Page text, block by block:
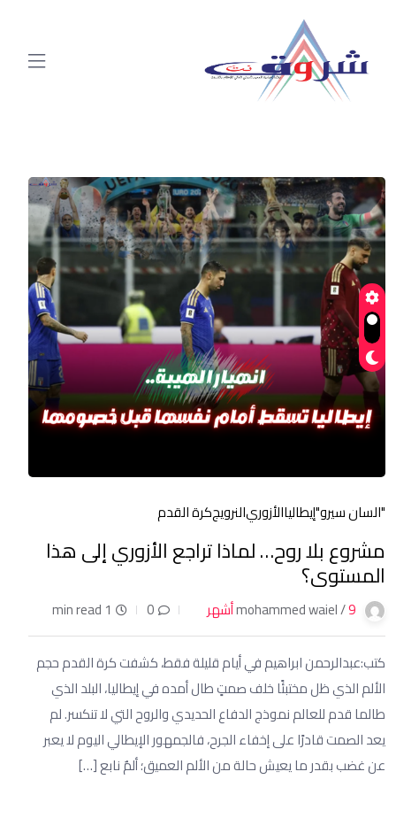
"السان سيرو"إيطالياالأزوريالنرويجكرة القدم
مشروع بلا روح… لماذا تراجع الأزوري إلى هذا
المستوى؟
mohammed waiel /9 أشهر 0
1 min read
كتب:عبدالرحمن ابراهيم في أيام قليلة فقط، كشفت كرة القدم حجم
الألم الذي ظل مختبئًا خلف صمتٍ طال أمده في إيطاليا، البلد الذي
طالما قدم للعالم نموذج الدفاع الحديدي والروح التي لا تنكسر. لم
يعد الصمت قادرًا على إخفاء الجرح، فالجمهور الإيطالي اليوم لا يعبر
عن غضب بقدر ما يعيش حالة من الألم العميق؛ ألمٌ نابع […]